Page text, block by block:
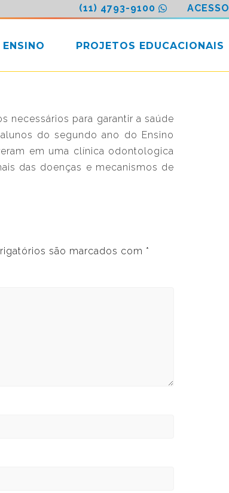
(11) 4793-9100
ENSINO PROJETOS EDUCACIONAIS
necessários para garantir a saúde
do segundo ano do Ensino
em uma clínica odontologica
das doenças e mecanismos de
são marcados com *